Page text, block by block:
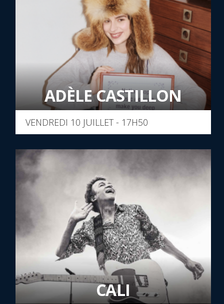
ADÈLE CASTILLON
VENDREDI 10 JUILLET - 17H50
CALI